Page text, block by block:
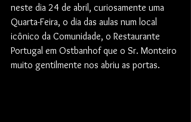
neste dia 24 de abril, curiosamente uma
Quarta-Feira, o dia das aulas num local
icônico da Comunidade, o Restaurante
Portugal em Ostbanhof que o Sr. Monteiro
muito gentilmente nos abriu as portas.